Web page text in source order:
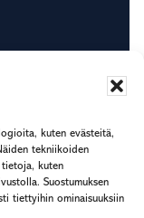
kuten evästeitä,
tekniikoiden
tietoja, kuten
Suostumuksen
tiettyihin ominaisuuksiin